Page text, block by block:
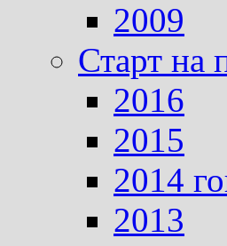
2009
Старт на
2016
2015
2014
2013